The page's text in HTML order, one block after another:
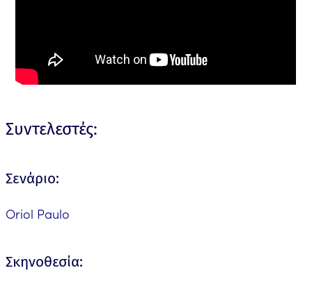
Συντελεστές:
Σενάριο:
Oriol Paulo
Σκηνοθεσία: